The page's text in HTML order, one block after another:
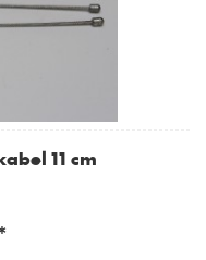
11 cm